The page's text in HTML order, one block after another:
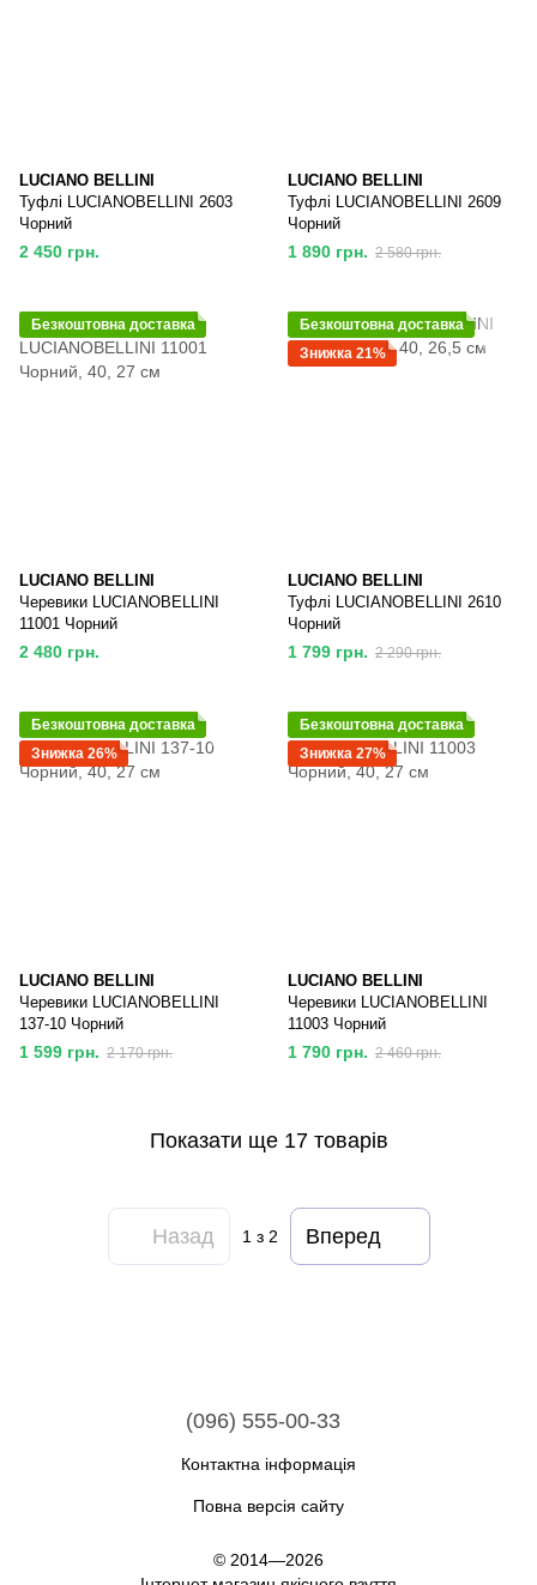
LUCIANO BELLINI
Туфлі LUCIANOBELLINI 2603
Чорний
2 450 грн.
LUCIANO BELLINI
Туфлі LUCIANOBELLINI 2609
Чорний
1 890 грн. 2 580 грн.
Безкоштовна доставка
LUCIANO BELLINI
Черевики LUCIANOBELLINI
11001 Чорний
2 480 грн.
Безкоштовна доставка
Знижка 21%
LUCIANO BELLINI
Туфлі LUCIANOBELLINI 2610
Чорний
1 799 грн. 2 290 грн.
Безкоштовна доставка
Знижка 26%
LUCIANO BELLINI
Черевики LUCIANOBELLINI
137-10 Чорний
1 599 грн. 2 170 грн.
Безкоштовна доставка
Знижка 27%
LUCIANO BELLINI
Черевики LUCIANOBELLINI
11003 Чорний
1 790 грн. 2 460 грн.
Показати ще 17 товарів
Назад 1з 2 Вперед
(096) 555-00-33
Контактна інформація
Повна версія сайту
© 2014—2026